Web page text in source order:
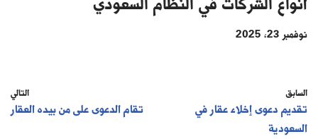
نوفمبر 23, 2025
السابق
تقديم دعوى إخلاء عقار في
السعودية
التالي
تقام الدعوى على من بيده العقار